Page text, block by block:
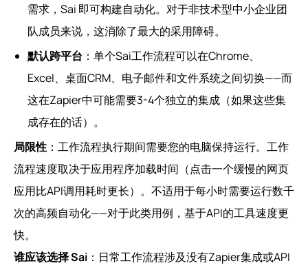
需求，Sai 即可构建自动化。对于非技术型中小企业团
队成员来说，这消除了最大的采用障碍。
默认跨平台 ：单个Sai工作流程可以在Chrome、
Excel、桌面CRM、电子邮件和文件系统之间切换——而
这在Zapier中可能需要3-4个独立的集成（如果这些集
成存在的话）。
局限性 ：工作流程执行期间需要您的电脑保持运行。工作
流程速度取决于应用程序加载时间（点击一个缓慢的网页
应用比API调用耗时更长）。不适用于每小时需要运行数千
次的高频自动化——对于此类用例，基于API的工具速度更
快。
谁应该选择 Sai ：日常工作流程涉及没有Zapier集成或API